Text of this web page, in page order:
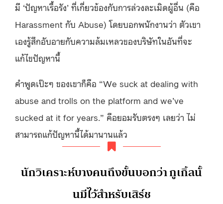
มี ‘ปัญหาเรื้อรัง’ ที่เกี่ยวข้องกับการล่วงละเมิดผู้อื่น (คือ
Harassment กับ Abuse) โดยบอกพนักงานว่า ตัวเขา
เองรู้สึกอับอายกับความล้มเหลวของบริษัทในอันที่จะ
แก้ไขปัญหานี้
คำพูดเป๊ะๆ ของเขาก็คือ “We suck at dealing with
abuse and trolls on the platform and we’ve
sucked at it for years.” คือยอมรับตรงๆ เลยว่า ไม่
สามารถแก้ปัญหานี้ได้มานานแล้ว
นักวิเคราะห์บางคนถึงขั้นบอกว่า กูเกิ้ลนั้
นมีไว้สำหรับเสิร์ช